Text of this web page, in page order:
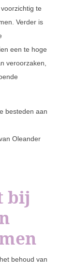
te
Verder is
een te hoge
veroorzaken,
besteden aan
Oleander
bij
behoud van